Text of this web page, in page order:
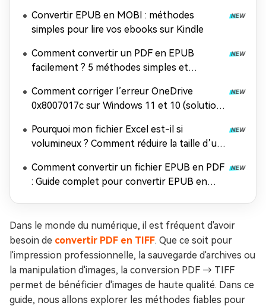
Convertir EPUB en MOBI : méthodes
simples pour lire vos ebooks sur Kindle
Comment convertir un PDF en EPUB
facilement ? 5 méthodes simples et
Comment corriger l’erreur OneDrive
0x8007017c sur Windows 11 et 10 (solution
Pourquoi mon fichier Excel est-il si
volumineux ? Comment réduire la taille d’un
Comment convertir un fichier EPUB en PDF
: Guide complet pour convertir EPUB en
Dans le monde du numérique, il est fréquent d'avoir
besoin de convertir PDF en TIFF. Que ce soit pour
l'impression professionnelle, la sauvegarde d'archives ou
la manipulation d'images, la conversion PDF → TIFF
permet de bénéficier d'images de haute qualité. Dans ce
guide, nous allons explorer les méthodes fiables pour